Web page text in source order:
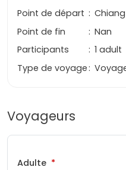
Voyageurs
Adulte
Point de départ :
Point de fin
: Nan
Participants
: 1 adult
Type de voyage: